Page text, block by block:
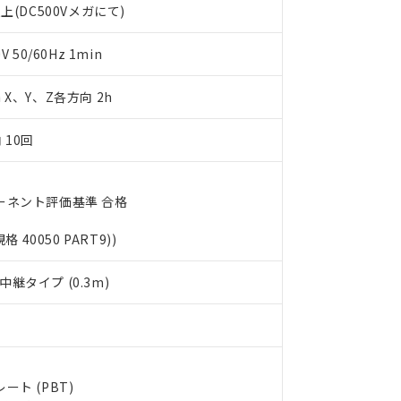
(DC500Vメガにて)
50/60Hz 1min
、Y、Z各方向 2h
10回
ネント評価基準 合格
格 40050 PART9))
継タイプ (0.3m)
ート (PBT)
用者とは、"個人情報の共同利用に関して"
ます。
質）の非含有証明書
書（当社基準）
点で非含有を証明するもので、過去に遡って非含有を証明するも
タル酸エステル類４物質の対応では、対応完了までの期間は出
考欄に対応日を記載しておりました。
への在庫切替を完了していることから、特段のことがない限り、
。